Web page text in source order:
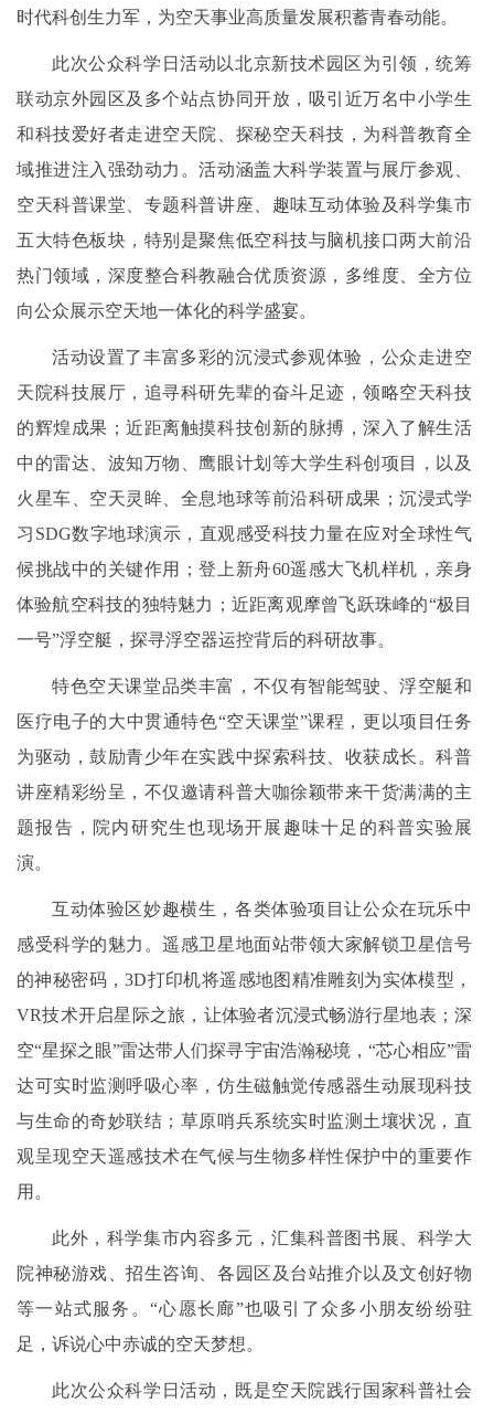
时代科创生力军，为空天事业高质量发展积蓄青春动能。
此次公众科学日活动以北京新技术园区为引领，统筹
联动京外园区及多个站点协同开放，吸引近万名中小学生
和科技爱好者走进空天院、探秘空天科技，为科普教育全
域推进注入强劲动力。活动涵盖大科学装置与展厅参观、
空天科普课堂、专题科普讲座、趣味互动体验及科学集市
五大特色板块，特别是聚焦低空科技与脑机接口两大前沿
热门领域，深度整合科教融合优质资源，多维度、全方位
向公众展示空天地一体化的科学盛宴。
活动设置了丰富多彩的沉浸式参观体验，公众走进空
天院科技展厅，追寻科研先辈的奋斗足迹，领略空天科技
的辉煌成果；近距离触摸科技创新的脉搏，深入了解生活
中的雷达、波知万物、鹰眼计划等大学生科创项目，以及
火星车、空天灵眸、全息地球等前沿科研成果；沉浸式学
习SDG数字地球演示，直观感受科技力量在应对全球性气
候挑战中的关键作用；登上新舟60遥感大飞机样机，亲身
体验航空科技的独特魅力；近距离观摩曾飞跃珠峰的“极目
一号”浮空艇，探寻浮空器运控背后的科研故事。
特色空天课堂品类丰富，不仅有智能驾驶、浮空艇和
医疗电子的大中贯通特色“空天课堂”课程，更以项目任务
为驱动，鼓励青少年在实践中探索科技、收获成长。科普
讲座精彩纷呈，不仅邀请科普大咖徐颖带来干货满满的主
题报告，院内研究生也现场开展趣味十足的科普实验展
演。
互动体验区妙趣横生，各类体验项目让公众在玩乐中
感受科学的魅力。遥感卫星地面站带领大家解锁卫星信号
的神秘密码，3D打印机将遥感地图精准雕刻为实体模型，
VR技术开启星际之旅，让体验者沉浸式畅游行星地表；深
空“星探之眼”雷达带人们探寻宇宙浩瀚秘境，“芯心相应”雷
达可实时监测呼吸心率，仿生磁触觉传感器生动展现科技
与生命的奇妙联结；草原哨兵系统实时监测土壤状况，直
观呈现空天遥感技术在气候与生物多样性保护中的重要作
用。
此外，科学集市内容多元，汇集科普图书展、科学大
院神秘游戏、招生咨询、各园区及台站推介以及文创好物
等一站式服务。“心愿长廊”也吸引了众多小朋友纷纷驻
足，诉说心中赤诚的空天梦想。
此次公众科学日活动，既是空天院践行国家科普社会